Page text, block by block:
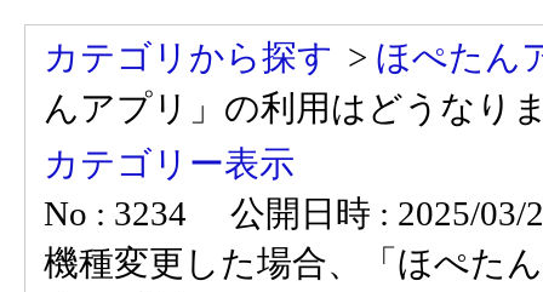
カテゴリから探す > ほぺたん
んアプリ」の利用はどうなり
カテゴリー表示
No : 3234
公開日時 : 2025/03/
機種変更した場合、「ほぺた